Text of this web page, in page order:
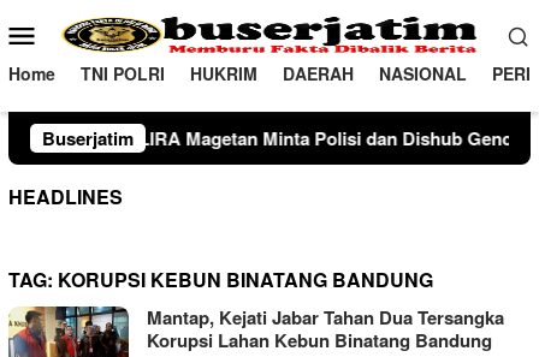
ke
konten
Menu
Mobile
Home TNI POLRI HUKRIM DAERAH NASIONAL
Buserjatim
Minta Polisi dan Dishub Gencarkan Sosialisasi
HEADLINES
TAG: KORUPSI KEBUN BINATANG BANDUNG
Mantap, Kejati Jabar Tahan Dua Tersangka
Korupsi Lahan Kebun Binatang Bandung